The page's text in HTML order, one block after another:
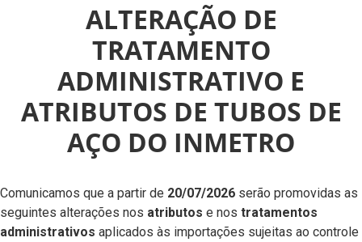
ALTERAÇÃO DE
TRATAMENTO
ADMINISTRATIVO E
ATRIBUTOS DE TUBOS DE
AÇO DO INMETRO
Comunicamos que a partir de 20/07/2026 serão promovidas as
seguintes alterações nos atributos e nos tratamentos
administrativos aplicados às importações sujeitas ao controle